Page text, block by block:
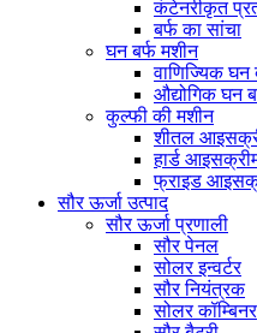
कंटेनरीकृत
बर्फ का सांचा
घन बर्फ मशीन
वाणिज्यिक घन
औद्योगिक घन
कुल्फी की मशीन
शीतल
हार्ड
फ्राइड
सौर ऊर्जा उत्पाद
सौर ऊर्जा प्रणाली
सौर पेनल
सोलर इन्वर्टर
सौर नियंत्रक
सोलर कॉम्बिनर